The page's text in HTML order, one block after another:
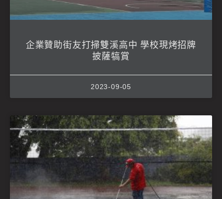
企業贊助街友打掃雙溪高中 學校現烤招牌
披薩犒賞
2023-09-05